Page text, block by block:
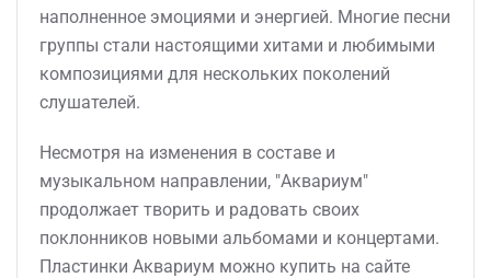
наполненное эмоциями и энергией. Многие песни
группы стали настоящими хитами и любимыми
композициями для нескольких поколений
слушателей.
Несмотря на изменения в составе и
музыкальном направлении, "Аквариум"
продолжает творить и радовать своих
поклонников новыми альбомами и концертами.
Пластинки Аквариум можно купить на сайте